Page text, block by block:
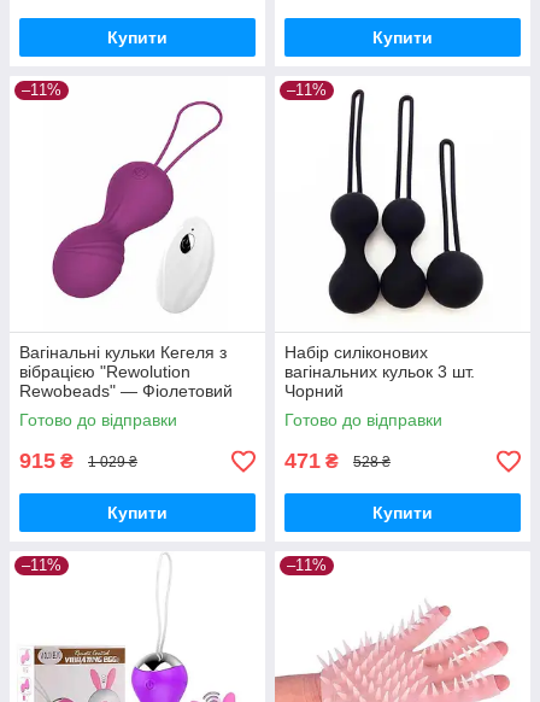
Купити Купити
–11%
Вагінальні кульки Кегеля з
вібрацією "Rewolution
Rewobeads" — Фіолетовий
Готово до відправки
915 ₴ 1 029 ₴
Купити
–11%
Набір силіконових
вагінальних кульок 3 шт.
Чорний
Готово до відправки
471 ₴ 528 ₴
Купити
–11% –11%